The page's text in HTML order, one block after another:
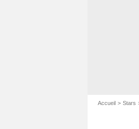
Accueil Stars